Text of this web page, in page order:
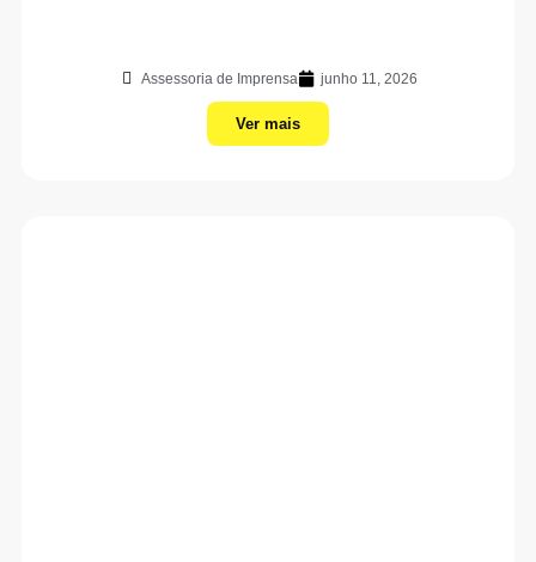
Assessoria de Imprensa junho 11, 2026
Ver mais